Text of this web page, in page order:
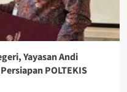
Yayasan Andi
POLTEKIS